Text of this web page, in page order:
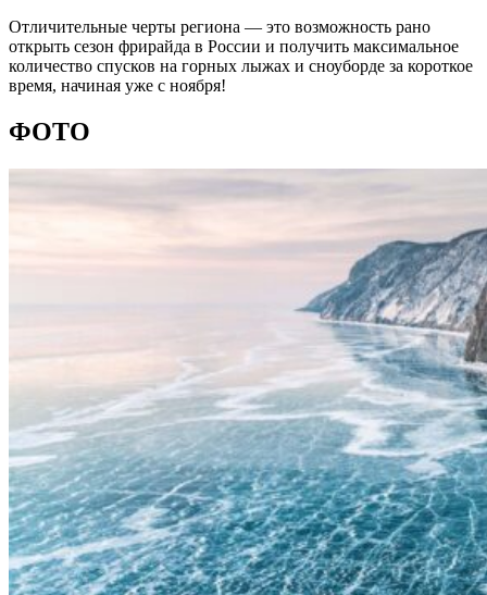
Отличительные черты региона — это возможность рано
открыть сезон фрирайда в России и получить максимальное
количество спусков на горных лыжах и сноуборде за короткое
время, начиная уже с ноября!
ФОТО